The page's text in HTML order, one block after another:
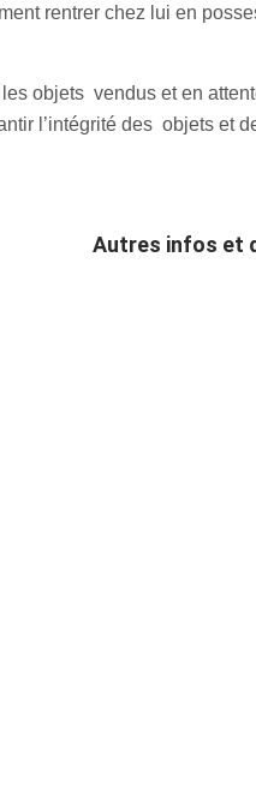
rentrer chez lui en
objets vendus et en
l’intégrité des objets et
Autres infos et